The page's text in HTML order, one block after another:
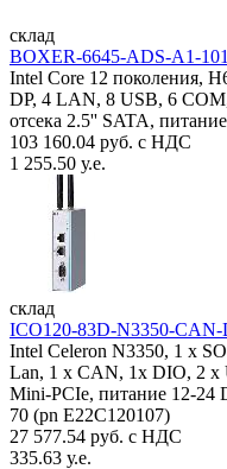
склад
BOXER-6645-ADS-A1-
Intel Core 12 поколения,
DP, 4 LAN, 8 USB, 6
отсека 2.5'' SATA,
103 160.04 руб. с НДС
1 255.50 у.е.
склад
ICO120-83D-N3350-
Intel Celeron N3350, 1 х
Lan, 1 х CAN, 1x DIO, 2 х
Mini-PCIe, питание 12-24
70 (pn E22C120107)
27 577.54 руб. с НДС
335.63 у.е.